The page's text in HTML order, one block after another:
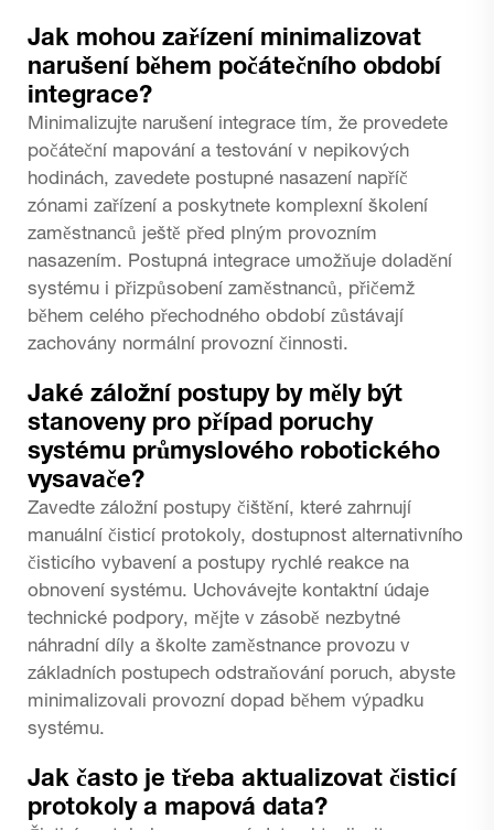
Jak mohou zařízení minimalizovat
narušení během počátečního období
integrace?
Minimalizujte narušení integrace tím, že provedete
počáteční mapování a testování v nepikových
hodinách, zavedete postupné nasazení napříč
zónami zařízení a poskytnete komplexní školení
zaměstnanců ještě před plným provozním
nasazením. Postupná integrace umožňuje doladění
systému i přizpůsobení zaměstnanců, přičemž
během celého přechodného období zůstávají
zachovány normální provozní činnosti.
Jaké záložní postupy by měly být
stanoveny pro případ poruchy
systému průmyslového robotického
vysavače?
Zavedte záložní postupy čištění, které zahrnují
manuální čisticí protokoly, dostupnost alternativního
čisticího vybavení a postupy rychlé reakce na
obnovení systému. Uchovávejte kontaktní údaje
technické podpory, mějte v zásobě nezbytné
náhradní díly a školte zaměstnance provozu v
základních postupech odstraňování poruch, abyste
minimalizovali provozní dopad během výpadku
systému.
Jak často je třeba aktualizovat čisticí
protokoly a mapová data?